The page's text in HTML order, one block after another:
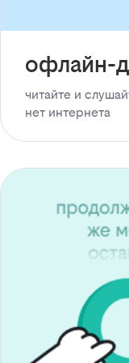
офлайн-
читайте и
нет интернета